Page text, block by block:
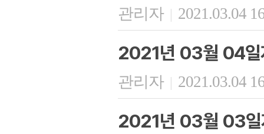
관리자 | 2021.03.04
2021년 03월 04일
관리자 | 2021.03.04
2021년 03월 03일